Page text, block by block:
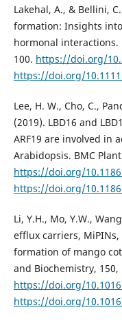
Lakehal, A., & Bellini,
formation: Insights
hormonal interactions.
100. https://doi.org/
https://doi.org/
Lee, H. W., Cho, C.,
(2019). LBD16 and
ARF19 are involved in
Arabidopsis. BMC
https://doi.org/
https://doi.org/
Li, Y.H., Mo, Y.W.,
efflux carriers,
formation of mango
and Biochemistry, 150,
https://doi.org/
https://doi.org/